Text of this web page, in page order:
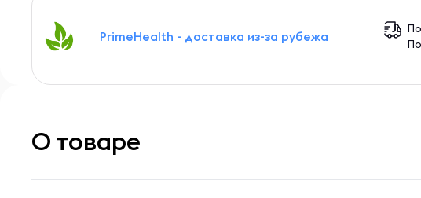
PrimeHealth - доставка из-за рубежа
О товаре